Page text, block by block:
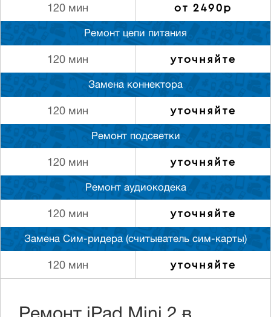
120 мин от 2490р
Ремонт цепи питания
120 мин уточняйте
Замена коннектора
120 мин уточняйте
Ремонт подсветки
120 мин уточняйте
Ремонт аудиокодека
120 мин уточняйте
Замена Сим-ридера (считыватель сим-карты)
120 мин уточняйте